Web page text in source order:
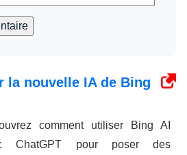
la nouvelle IA de Bing
comment utiliser Bing AI
ChatGPT pour poser des